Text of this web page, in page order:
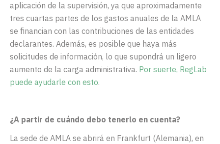
aplicación de la supervisión, ya que aproximadamente
tres cuartas partes de los gastos anuales de la AMLA
se financian con las contribuciones de las entidades
declarantes. Además, es posible que haya más
solicitudes de información, lo que supondrá un ligero
aumento de la carga administrativa. Por suerte, RegLab
puede ayudarle con esto.
¿A partir de cuándo debo tenerlo en cuenta?
La sede de AMLA se abrirá en Frankfurt (Alemania), en